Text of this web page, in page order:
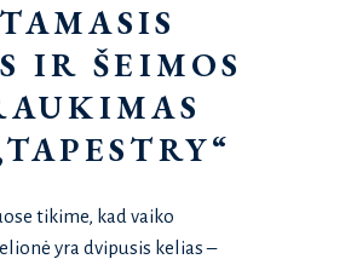
IR ŠEIMOS
tikime, kad vaiko
yra dvipusis kelias –